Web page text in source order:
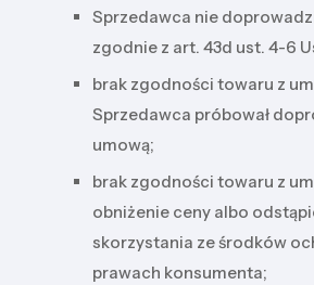
Sprzedawca nie
zgodnie z art. 43d ust. 4-6
brak zgodności towaru z
Sprzedawca próbował
umową;
brak zgodności towaru z
obniżenie ceny albo
skorzystania ze środków
prawach konsumenta;